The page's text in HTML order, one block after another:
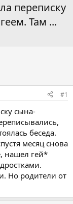
переписку
Там ...
#1
сына-
беседа.
месяц снова
нашел гей*
Но родители от